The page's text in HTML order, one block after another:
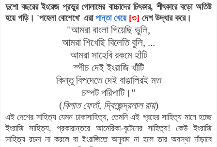
দুশো বছরের ইংরেজ প্রভুর গোলামের বাচ্চাদের চিৎকার, শীৎকারে বড়ো অতিষ্ট
হয়ে পড়ি। 'পহেলা বোশেখে' এরাপান্তা খেয়ে [৩] দেশ উদ্ধার করে।
"আমরা বাংলা গিয়েছি ভুলি,
আমরা শিখেছি বিলেতি বুলি, ...
আমরা সাহেবি রকমে হাঁটি
স্পীচ দেই ইংরাজি খাঁটি
কিন্তু বিপদেতে দেই বাঙালিরই মত
চম্পট পরিপাটি।"
(বিলাত ফের্তা, দ্বিজেন্দ্রলাল রায়)
এই দেশের সাহিত্য যেমন ঢাকাসাহিত্য, তেমনি এই গ্রহের সাহিত্য মানে হচ্ছে
ইংরাজি সাহিত্য, প্রকারান্তরে আমেরিকা-বৃটেনের সাহিত্য! কেউ ইংরাজি
সাহিত্য রচনা না করলে বা ইংরাজিতে অনুবাদ না হলে তার অবস্থা দাঁড়াবে